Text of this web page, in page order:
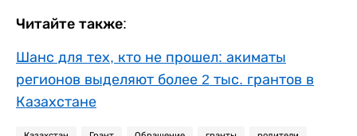
Читайте также:
Шанс для тех, кто не прошел: акиматы
регионов выделяют более 2 тыс. грантов в
Казахстане